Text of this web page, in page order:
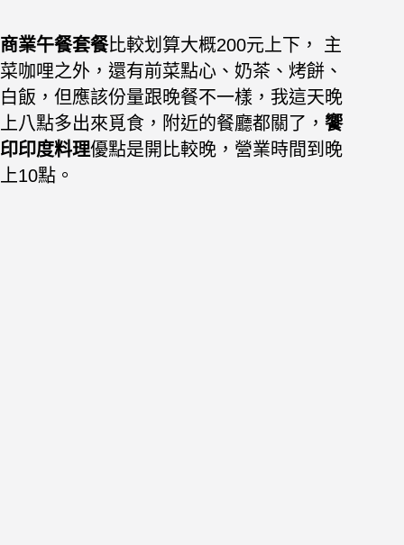
商業午餐套餐比較划算大概200元上下， 主
菜咖哩之外，還有前菜點心、奶茶、烤餅、
白飯，但應該份量跟晚餐不一樣，我這天晚
上八點多出來覓食，附近的餐廳都關了， 饗
印印度料理優點是開比較晚，營業時間到晚
上10點。